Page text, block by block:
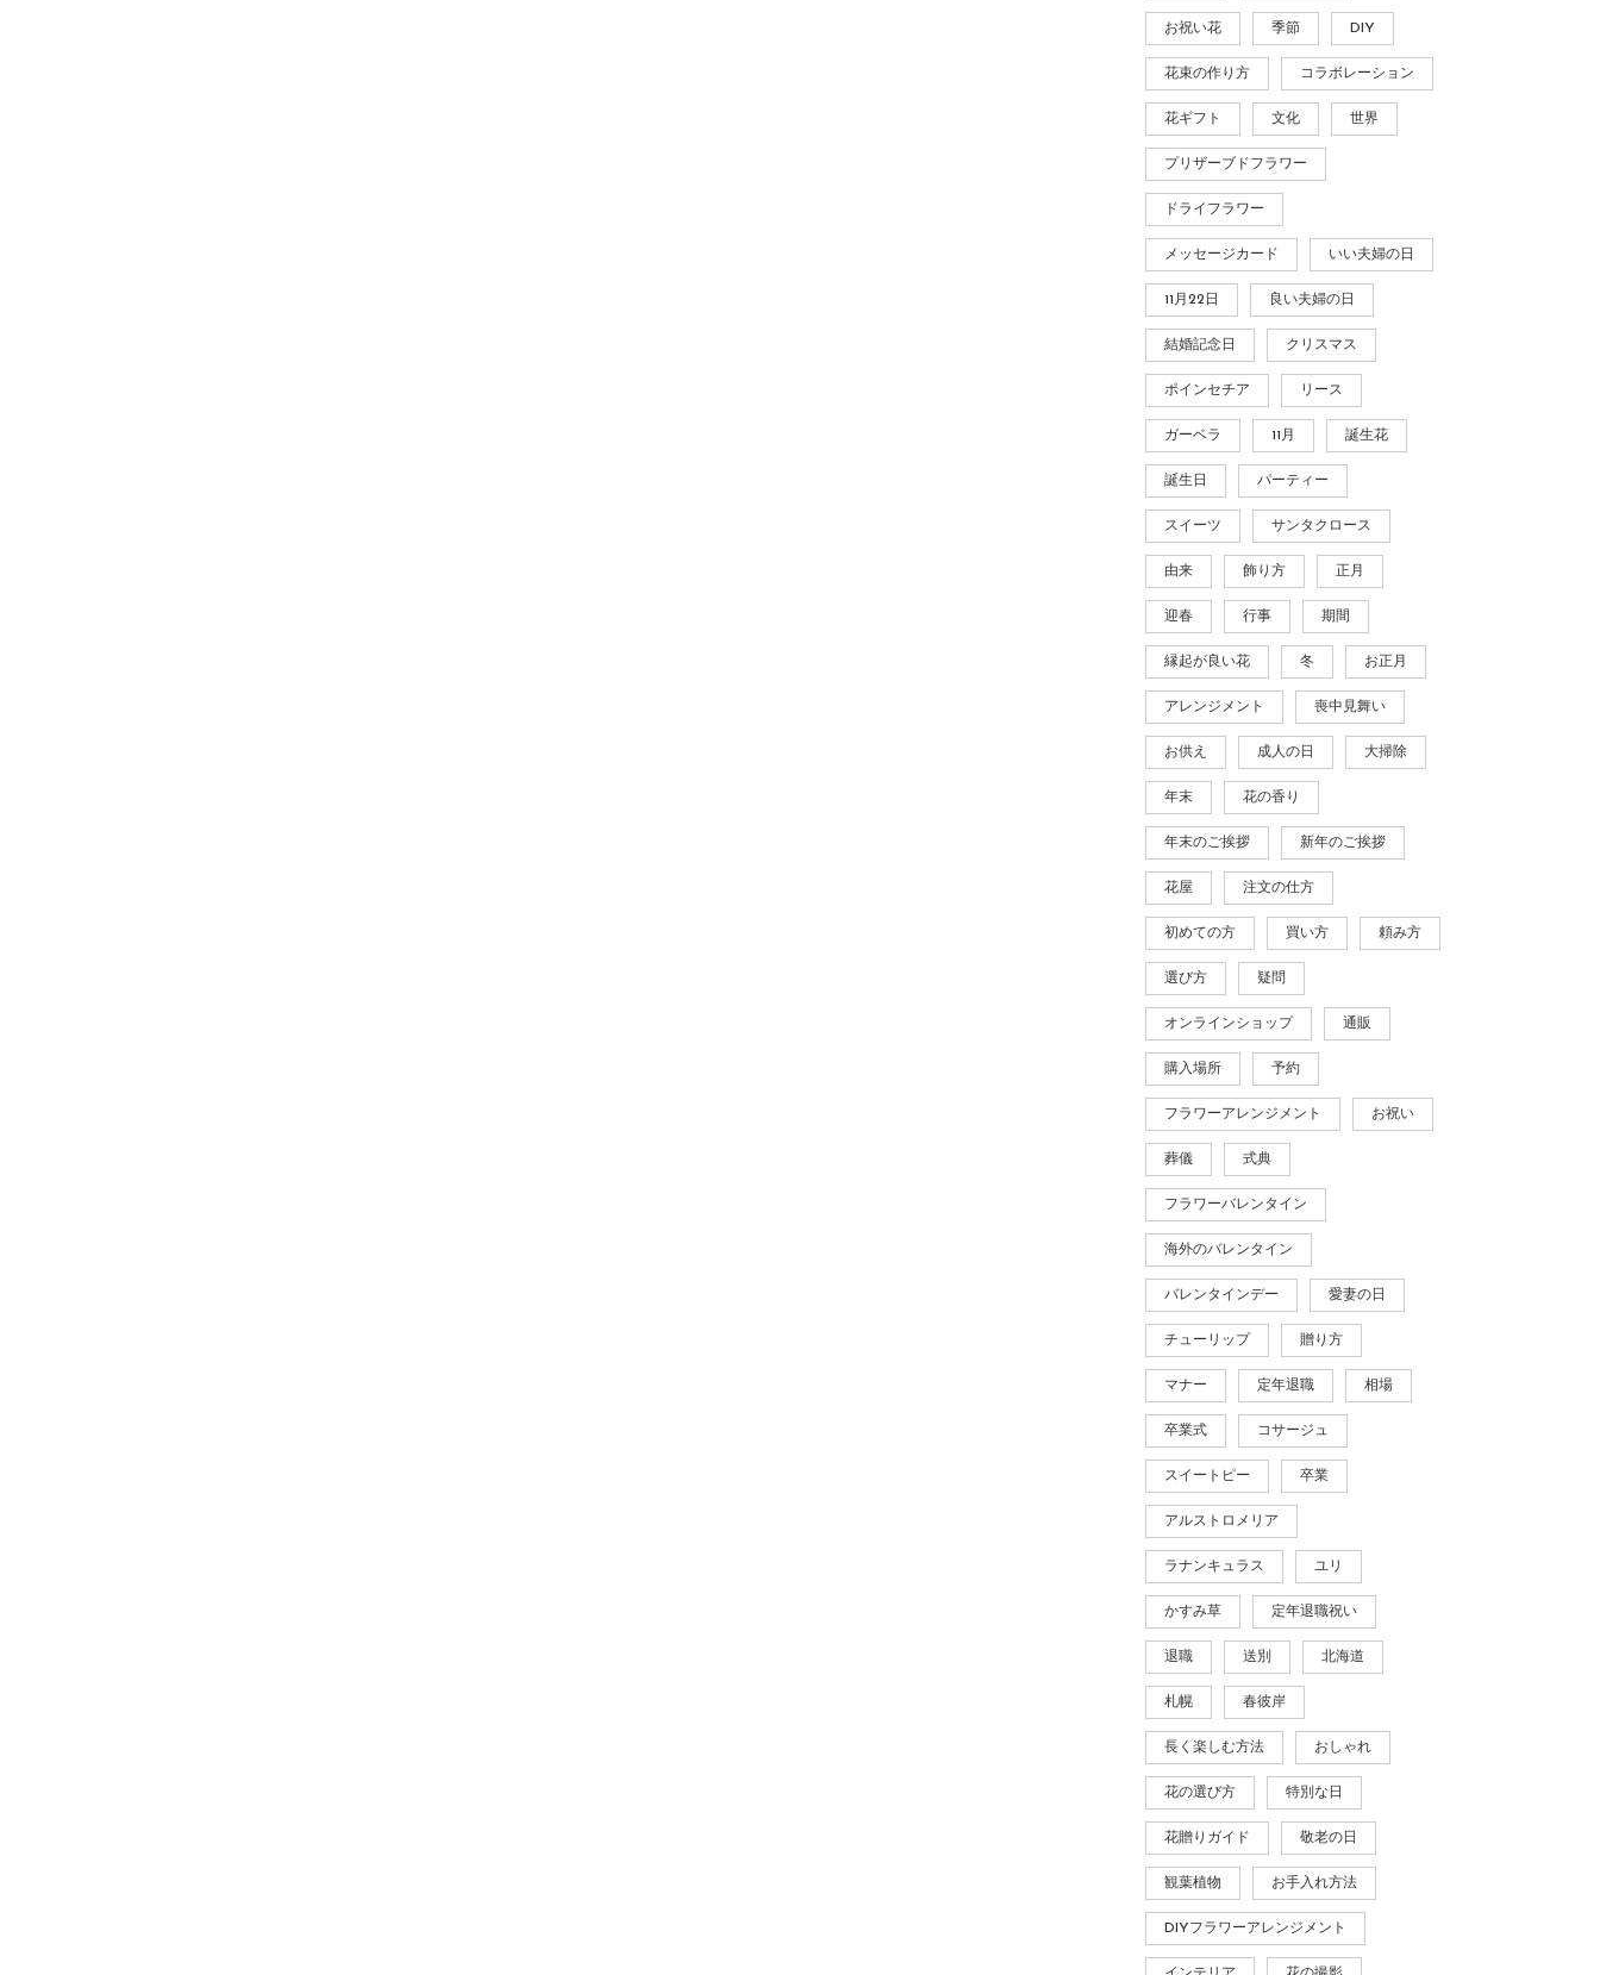
お祝い花 季節 DIY
花束の作り方 コラボレーション
花ギフト 文化 世界
プリザーブドフラワー
ドライフラワー
メッセージカード いい夫婦の日
11月22日 良い夫婦の日
結婚記念日 クリスマス
ポインセチア リース
ガーベラ 11月 誕生花
誕生日 パーティー
スイーツ サンタクロース
由来 飾り方 正月
迎春 行事 期間
縁起が良い花 冬 お正月
アレンジメント 喪中見舞い
お供え 成人の日 大掃除
年末 花の香り
年末のご挨拶 新年のご挨拶
花屋 注文の仕方
初めての方 買い方 頼み方
選び方 疑問
オンラインショップ 通販
購入場所 予約
フラワーアレンジメント お祝い
葬儀 式典
フラワーバレンタイン
海外のバレンタイン
バレンタインデー 愛妻の日
チューリップ 贈り方
マナー 定年退職 相場
卒業式 コサージュ
スイートピー 卒業
アルストロメリア
ラナンキュラス ユリ
かすみ草 定年退職祝い
退職 送別 北海道
札幌 春彼岸
長く楽しむ方法 おしゃれ
花の選び方 特別な日
花贈りガイド 敬老の日
観葉植物 お手入れ方法
DIYフラワーアレンジメント